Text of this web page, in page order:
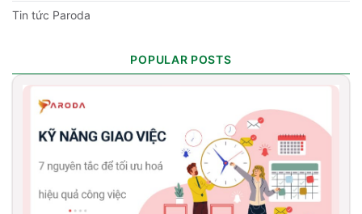
Tin tức Paroda
POPULAR POSTS